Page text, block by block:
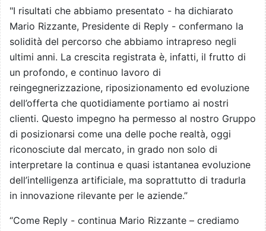
"I risultati che abbiamo presentato - ha dichiarato
Mario Rizzante, Presidente di Reply - confermano la
solidità del percorso che abbiamo intrapreso negli
ultimi anni. La crescita registrata è, infatti, il frutto di
un profondo, e continuo lavoro di
reingegnerizzazione, riposizionamento ed evoluzione
dell’offerta che quotidiamente portiamo ai nostri
clienti. Questo impegno ha permesso al nostro Gruppo
di posizionarsi come una delle poche realtà, oggi
riconosciute dal mercato, in grado non solo di
interpretare la continua e quasi istantanea evoluzione
dell’intelligenza artificiale, ma soprattutto di tradurla
in innovazione rilevante per le aziende.”
“Come Reply - continua Mario Rizzante – crediamo